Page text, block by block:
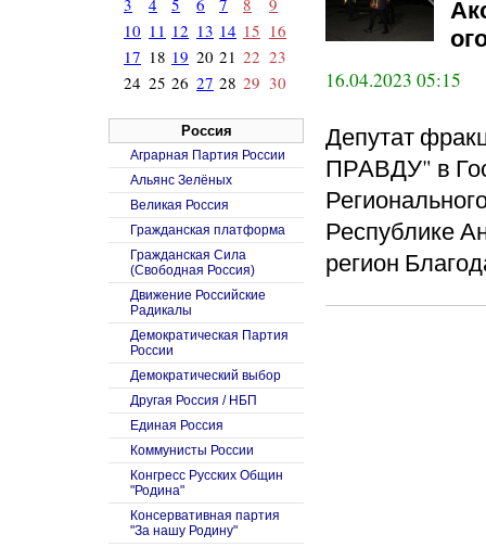
16.04.2023 05:15
Депутат
ПРАВДУ" в
Республике
регион
3
4 5 6 7 8
9
10 11 12 13 14 15 16
17 18 19 20 21 22 23
24 25 26 27 28 29 30
Россия
Аграрная Партия России
Альянс Зелёных
Великая Россия
Гражданская платформа
Гражданская Сила
(Свободная Россия)
Движение Российские
Радикалы
Демократическая Партия
России
Демократический выбор
Другая Россия / НБП
Единая Россия
Коммунисты России
Конгресс Русских Общин
"Родина"
Консервативная партия
"За нашу Родину"